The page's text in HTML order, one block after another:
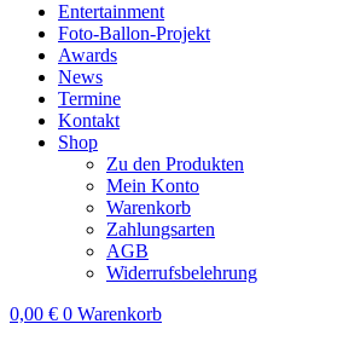
Entertainment
Foto-Ballon-Projekt
Awards
News
Termine
Kontakt
Shop
Zu den Produkten
Mein Konto
Warenkorb
Zahlungsarten
AGB
Widerrufsbelehrung
0,00 € 0 Warenkorb